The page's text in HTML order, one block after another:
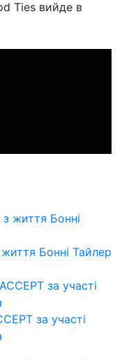
Ties вийде в
Бонні Тайлер
за участі